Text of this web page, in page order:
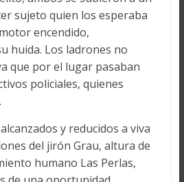
sujeto quien los esperaba
encendido,
huida. Los ladrones no
que por el lugar pasaban
policiales, quienes
y reducidos a viva
del jirón Grau, altura de
humano Las Perlas,